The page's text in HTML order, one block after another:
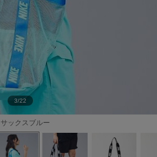
サックスブルー
3/22